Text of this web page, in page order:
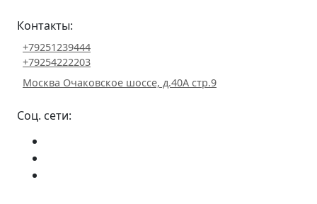
Контакты:
+79251239444
+79254222203
Москва Очаковское шоссе, д.40А стр.9
Соц. сети: